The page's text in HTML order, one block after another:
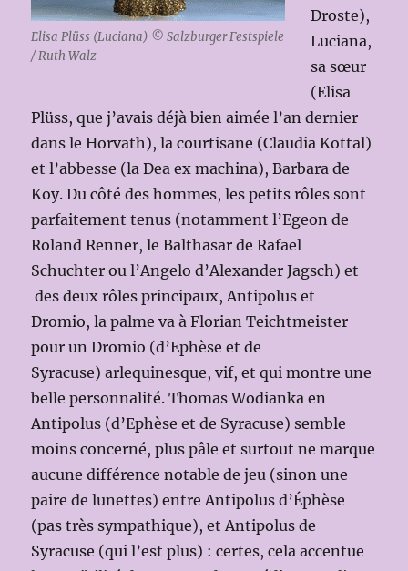
Elisa Plüss (Luciana) © Salzburger Festspiele
/ Ruth Walz
Droste),
Luciana,
sa sœur
(Elisa
Plüss, que j’avais déjà bien aimée l’an dernier
dans le Horvath), la courtisane (Claudia Kottal)
et l’abbesse (la Dea ex machina), Barbara de
Koy. Du côté des hommes, les petits rôles sont
parfaitement tenus (notamment l’Egeon de
Roland Renner, le Balthasar de Rafael
Schuchter ou l’Angelo d’Alexander Jagsch) et
des deux rôles principaux, Antipolus et
Dromio, la palme va à Florian Teichtmeister
pour un Dromio (d’Ephèse et de
Syracuse) arlequinesque, vif, et qui montre une
belle personnalité. Thomas Wodianka en
Antipolus (d’Ephèse et de Syracuse) semble
moins concerné, plus pâle et surtout ne marque
aucune différence notable de jeu (sinon une
paire de lunettes) entre Antipolus d’Éphèse
(pas très sympathique), et Antipolus de
Syracuse (qui l’est plus) : certes, cela accentue